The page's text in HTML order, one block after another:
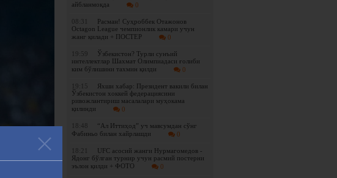
айбланмоқда
0
08:31
Расман! Суҳроббек Отажонов
Octagon League чемпионлик камари учун
жанг қилади + ПОСТЕР
0
19:59
Ўзбекистон? Турли сунъий
интеллектлар Шахмат Олимпиадаси ғолиби
ким бўлишини тахмин қилди
0
19:15
Яхши хабар: Президент вакили билан
Ўзбекистон хоккей федерациясини
ривожлантириш масалалари муҳокама
қилинди
0
18:48
“Ал Иттиҳод” уч мавсумдан сўнг
Фабиньо билан хайрлашди
0
18:21
UFC асосий жанги Нурмагомедов -
Ядонг бўлган турнир учун расмий постерни
эълон қилди + ФОТО
0